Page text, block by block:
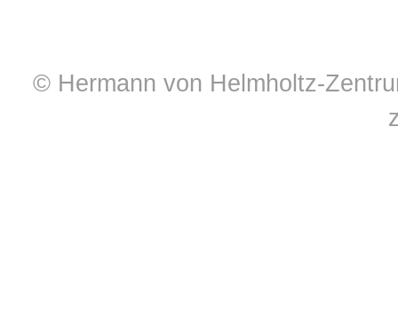
© Hermann von Helmholtz-